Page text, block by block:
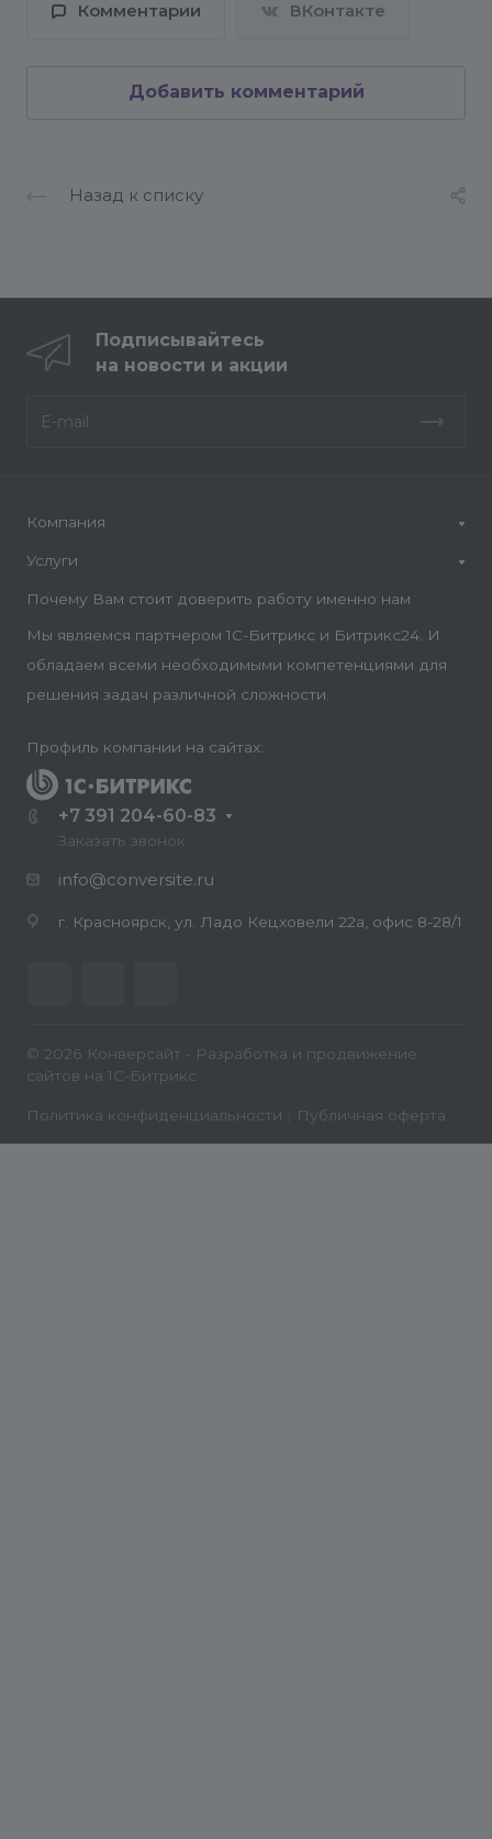
Комментарии ВКонтакте
Добавить комментарий
Назад к списку
Подписывайтесь
на новости и акции
Компания
Услуги
Почему Вам стоит доверить работу именно нам
Мы являемся партнером 1С-Битрикс и Битрикс24. И
обладаем всеми необходимыми компетенциями для
решения задач различной сложности.
Профиль компании на сайтах:
+7 391 204-60-83
Заказать звонок
info@conversite.ru
г. Красноярск, ул. Ладо Кецховели 22а, офис 8-28/1
© 2026 Конверсайт - Разработка и продвижение
сайтов на 1С-Битрикс
Политика конфиденциальности Публичная оферта